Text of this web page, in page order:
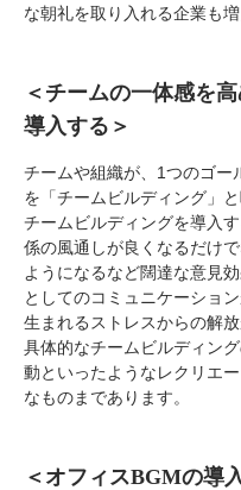
な朝礼を取り入れる企業も増
＜チームの一体感を
導入する＞
チームや組織が、1つのゴー
を「チームビルディング」と
チームビルディングを導入
係の風通しが良くなるだけ
ようになるなど闊達な意見
としてのコミュニケーショ
生まれるストレスからの解放
具体的なチームビルディン
動といったようなレクリエ
なものまであります。
＜オフィスBGMの導